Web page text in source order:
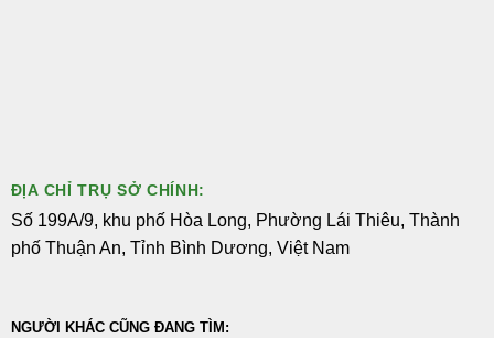
ĐỊA CHỈ TRỤ SỞ CHÍNH:
Số 199A/9, khu phố Hòa Long, Phường Lái Thiêu, Thành
phố Thuận An, Tỉnh Bình Dương, Việt Nam
NGƯỜI KHÁC CŨNG ĐANG TÌM: